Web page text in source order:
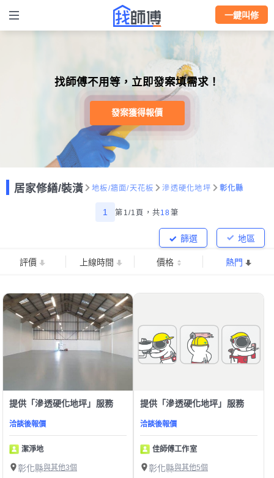
一鍵叫修
找師傅不用等，立即發案填需求！
發案獲得報價
居家修繕/裝潢 地板/牆面/天花板 滲透硬化地坪 彰化縣
1 第1/1頁， 共18筆
地區
篩選
評價 上線時間 價格 熱門
提供「滲透硬化地坪」服務
洽談後報價
潔淨地
彰化縣與其他3個
提供「滲透硬化地坪」服務
洽談後報價
佳師傅工作室
彰化縣與其他5個